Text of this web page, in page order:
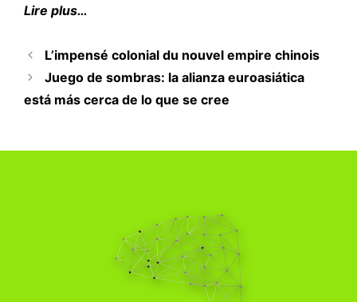
Lire plus…
L’impensé colonial du nouvel empire chinois
Juego de sombras: la alianza euroasiática
está más cerca de lo que se cree